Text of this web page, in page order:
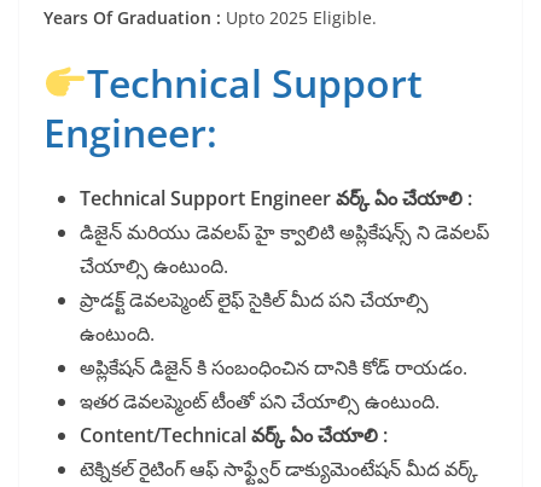
Years Of Graduation : Upto 2025 Eligible.
Technical Support
Engineer:
Technical Support Engineer వర్క్ ఏం చేయాలి :
డిజైన్ మరియు డెవలప్ హై క్వాలిటి అప్లికేషన్స్ ని డెవలప్
చేయాల్సి ఉంటుంది.
ప్రాడక్ట్ డెవలప్మెంట్ లైఫ్ సైకిల్ మీద పని చేయాల్సి
ఉంటుంది.
అప్లికేషన్ డిజైన్ కి సంబంధించిన దానికి కోడ్ రాయడం.
ఇతర డెవలప్మెంట్ టీంతో పని చేయాల్సి ఉంటుంది.
Content/Technical వర్క్ ఏం చేయాలి :
టెక్నికల్ రైటింగ్ ఆఫ్ సాఫ్ట్వేర్ డాక్యుమెంటేషన్ మీద వర్క్